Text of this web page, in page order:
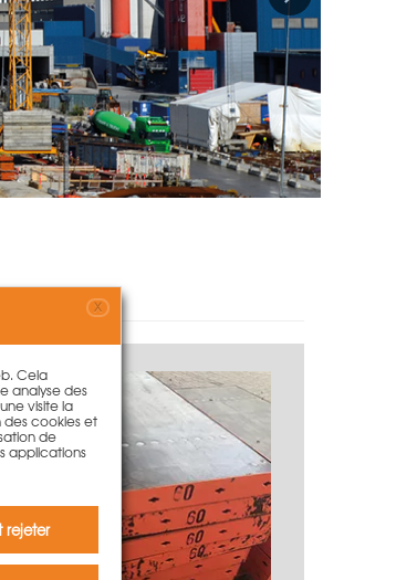
Next
X
Cela
analyse des
visite la
des cookies et
de
applications
rejeter